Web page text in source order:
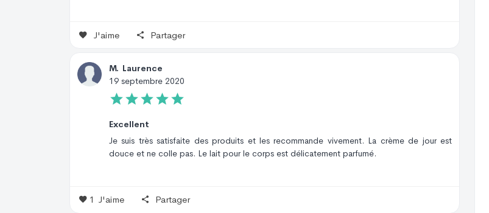
J'aime Partager
M. Laurence
19 septembre 2020
Excellent
Je suis très satisfaite des produits et les recommande vivement. La crème de jour est
douce et ne colle pas. Le lait pour le corps est délicatement parfumé.
1 J'aime Partager